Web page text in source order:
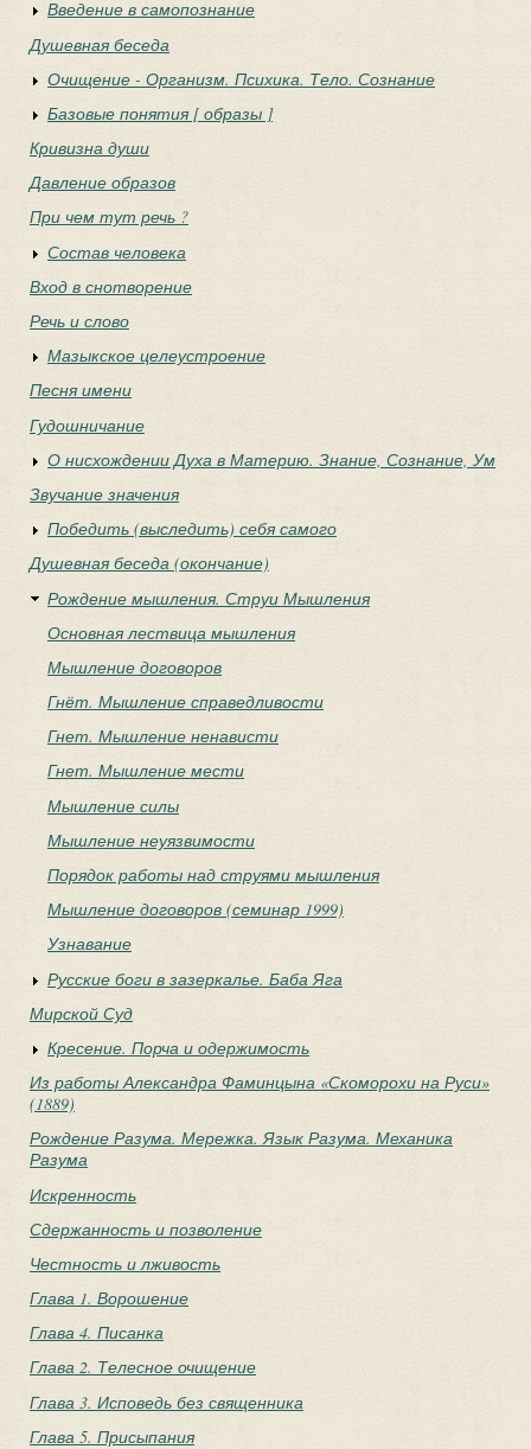
Введение в самопознание
Душевная беседа
Очищение - Организм. Психика. Тело. Сознание
Базовые понятия [ образы ]
Кривизна души
Давление образов
При чем тут речь ?
Состав человека
Вход в снотворение
Речь и слово
Мазыкское целеустроение
Песня имени
Гудошничание
О нисхождении Духа в Материю. Знание, Сознание, Ум
Звучание значения
Победить (выследить) себя самого
Душевная беседа (окончание)
Рождение мышления. Струи Мышления
Основная лествица мышления
Мышление договоров
Гнёт. Мышление справедливости
Гнет. Мышление ненависти
Гнет. Мышление мести
Мышление силы
Мышление неуязвимости
Порядок работы над струями мышления
Мышление договоров (семинар 1999)
Узнавание
Русские боги в зазеркалье. Баба Яга
Мирской Суд
Кресение. Порча и одержимость
Из работы Александра Фаминцына «Скоморохи на Руси»
(1889)
Рождение Разума. Мережка. Язык Разума. Механика
Разума
Искренность
Сдержанность и позволение
Честность и лживость
Глава 1. Ворошение
Глава 4. Писанка
Глава 2. Телесное очищение
Глава 3. Исповедь без священника
Глава 5. Присыпания